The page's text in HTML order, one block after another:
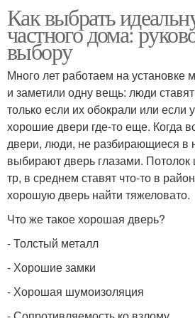
Как выбрать
частного дома:
выбору
Много лет работаем на установке
и заметили одну вещь: люди
только если их обокрали или если
хорошие двери где-то еще. Когда
двери, люди, не разбирающиеся в
выбирают дверь глазами.
тр, в среднем ставят что-то в
хорошую дверь найти тяжеловато.
Что же такое хорошая дверь?
- Толстый металл
- Хорошие замки
- Хорошая шумоизоляция